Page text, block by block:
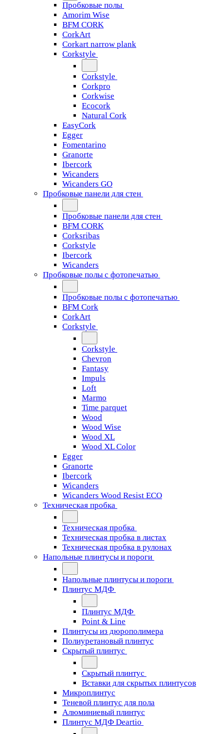
Пробковые полы
Amorim Wise
BFM CORK
CorkArt
Corkart narrow plank
Corkstyle
Corkstyle
Corkpro
Corkwise
Ecocork
Natural Cork
EasyCork
Egger
Fomentarino
Granorte
Ibercork
Wicanders
Wicanders GO
Пробковые панели для стен
Пробковые панели для стен
BFM CORK
Corksribas
Corkstyle
Ibercork
Wicanders
Пробковые полы с фотопечатью
Пробковые полы с фотопечатью
BFM Cork
CorkArt
Corkstyle
Corkstyle
Chevron
Fantasy
Impuls
Loft
Marmo
Time parquet
Wood
Wood Wise
Wood XL
Wood XL Color
Egger
Granorte
Ibercork
Wicanders
Wicanders Wood Resist ECO
Техническая пробка
Техническая пробка
Техническая пробка в листах
Техническая пробка в рулонах
Напольные плинтусы и пороги
Напольные плинтусы и пороги
Плинтус МДФ
Плинтус МДФ
Point & Line
Плинтусы из дюрополимера
Полиуретановый плинтус
Скрытый плинтус
Скрытый плинтус
Вставки для скрытых плинтусов
Микроплинтус
Теневой плинтус для пола
Алюминиевый плинтус
Плинтус МДФ Deartio